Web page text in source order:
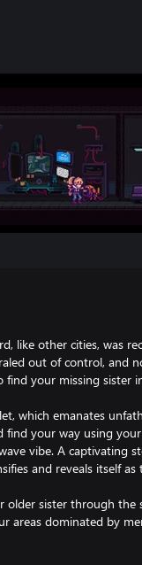
like other cities, was
out of control, and
which emanates
your way using
vibe. A captivating
older sister through the
areas dominated by